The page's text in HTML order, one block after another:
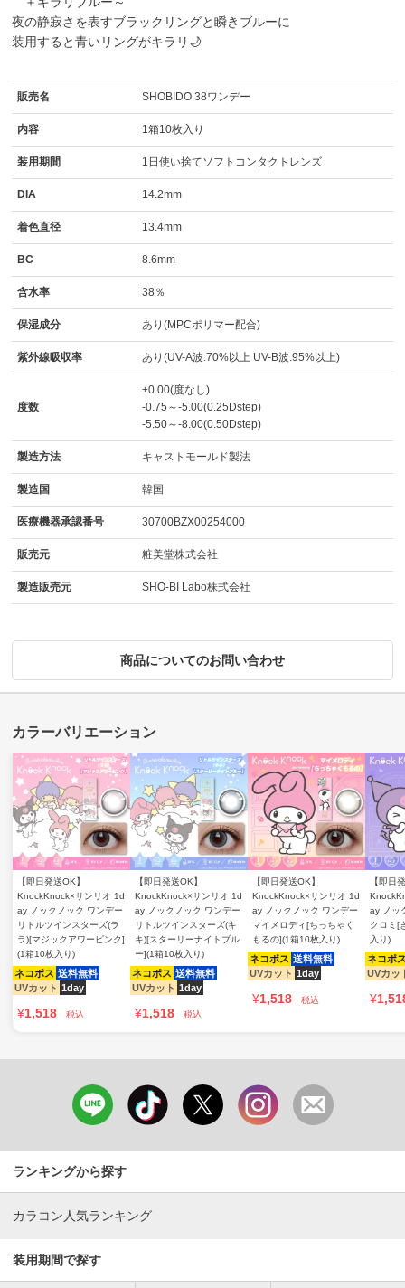
夜の静寂さを表すブラックリングと瞬きブルーに
装用すると青いリングがキラリ🌙
販売名 SHOBIDO 38ワンデー
内容 1箱10枚入り
装用期間 1日使い捨てソフトコンタクトレンズ
DIA 14.2mm
着色直径 13.4mm
BC 8.6mm
含水率 38％
保湿成分 あり(MPCポリマー配合)
紫外線吸収率 あり(UV-A波:70%以上 UV-B波:95%以上)
度数
±0.00(度なし)
-0.75～-5.00(0.25Dstep)
-5.50～-8.00(0.50Dstep)
製造方法 キャストモールド製法
製造国 韓国
医療機器承認番号 30700BZX00254000
販売元 粧美堂株式会社
製造販売元 SHO-BI Labo株式会社
商品についてのお問い合わせ
【即日発送OK】
KnockKnock×サンリオ 1d
ay ノックノック ワンデー
リトルツインスターズ(ラ
ラ)[マジックアワーピンク]
(1箱10枚入り)
ネコポス 送料無料
UVカット 1day
¥1,518 税込
【即日発送OK】
KnockKnock×サンリオ 1d
ay ノックノック ワンデー
リトルツインスターズ(キ
キ)[スターリーナイトブル
ー](1箱10枚入り)
ネコポス 送料無料
UVカット 1day
¥1,518 税込
【即日発送OK】
KnockKnock×サンリオ 1d
ay ノックノック ワンデー
マイメロディ[ちっちゃく
もるの](1箱10枚入り)
ネコポス 送料無料
UVカット 1day
¥1,518 税込
【即日
ay ノッ
クロミ[
入り)
ネコポ
UVカッ
¥
ランキングから探す
カラコン人気ランキング
装用期間で探す